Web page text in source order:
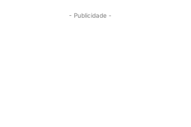
- Publicidade -